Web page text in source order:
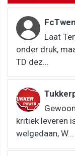
Laat
onder druk,
TD dez...
kritiek leveren
welgedaan, W...